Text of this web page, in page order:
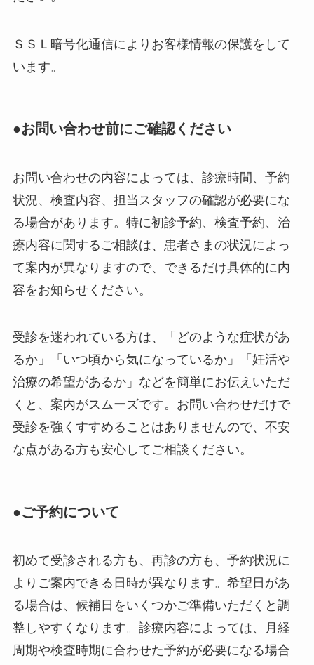
ＳＳＬ暗号化通信によりお客様情報の保護をして
います。
●お問い合わせ前にご確認ください
お問い合わせの内容によっては、診療時間、予約
状況、検査内容、担当スタッフの確認が必要にな
る場合があります。特に初診予約、検査予約、治
療内容に関するご相談は、患者さまの状況によっ
て案内が異なりますので、できるだけ具体的に内
容をお知らせください。
受診を迷われている方は、「どのような症状があ
るか」「いつ頃から気になっているか」「妊活や
治療の希望があるか」などを簡単にお伝えいただ
くと、案内がスムーズです。お問い合わせだけで
受診を強くすすめることはありませんので、不安
な点がある方も安心してご相談ください。
●ご予約について
初めて受診される方も、再診の方も、予約状況に
よりご案内できる日時が異なります。希望日があ
る場合は、候補日をいくつかご準備いただくと調
整しやすくなります。診療内容によっては、月経
周期や検査時期に合わせた予約が必要になる場合